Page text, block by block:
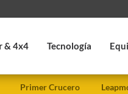
& 4x4 Tecnología
Primer Crucero